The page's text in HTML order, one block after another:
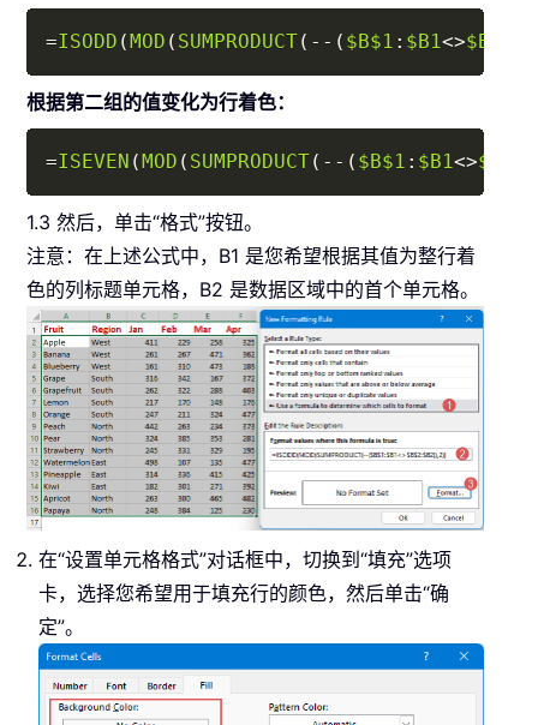
=ISODD (MOD ( SUMPRODUCT( - - ( $B$1 : $B1<>$B$2
Copy
根据第二组的值变化为行着色：
=ISEVEN (MOD ( SUMPRODUCT( - - ( $B$1 : $B1<>$B$2
Copy
1.3 然后，单击“格式”按钮。
注意：在上述公式中，B1 是您希望根据其值为整行着
色的列标题单元格，B2 是数据区域中的首个单元格。
在“设置单元格格式”对话框中，切换到“填充”选项
卡，选择您希望用于填充行的颜色，然后单击“确
定”。